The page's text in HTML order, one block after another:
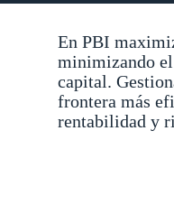
En PBI
minimizando
capital.
frontera más
rentabilidad y